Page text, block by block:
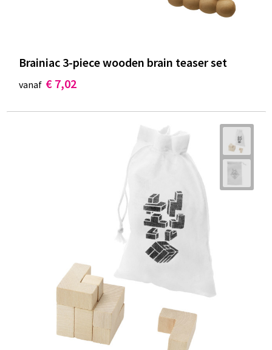
Brainiac 3-piece wooden brain teaser set
vanaf € 7,02